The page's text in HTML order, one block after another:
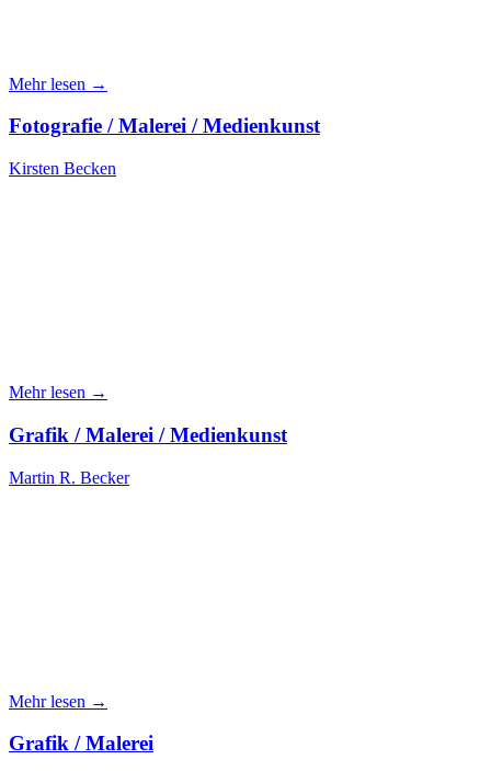
Mehr lesen →
Fotografie / Malerei / Medienkunst
Kirsten Becken
Mehr lesen →
Grafik / Malerei / Medienkunst
Martin R. Becker
Mehr lesen →
Grafik / Malerei